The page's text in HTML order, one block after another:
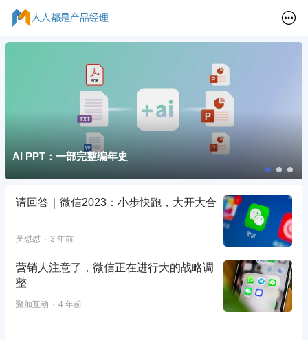
AI PPT：一部完整编年史
请回答｜微信2023：小步快跑，大开大合
吴怼怼 3 年前
营销人注意了，微信正在进行大的战略调
整
聚加互动 4 年前